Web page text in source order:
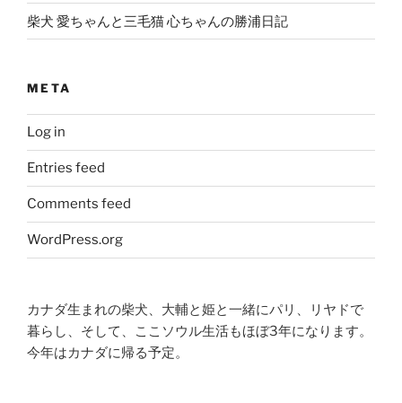
柴犬 愛ちゃんと三毛猫 心ちゃんの勝浦日記
META
Log in
Entries feed
Comments feed
WordPress.org
カナダ生まれの柴犬、大輔と姫と一緒にパリ、リヤドで
暮らし、そして、ここソウル生活もほぼ3年になります。
今年はカナダに帰る予定。